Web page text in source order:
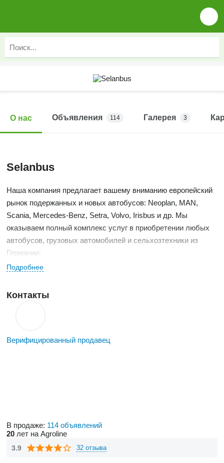
О нас Объявления 114 Галерея 3
Selanbus
Наша компания предлагает вашему вниманию европейский
рынок подержанных и новых автобусов: Neoplan, MAN,
Scania, Mercedes-Benz, Setra, Volvo, Irisbus и др. Мы
оказываем полный комплекс услуг в приобретении любых
автобусов, грузовых автомобилей и сельхозтехники из
Германии:
документы.
Производим проверку автобуса перед отправкой.
Осуществляем доставку в порты России и Финляндии.
Осуществялем визовую поддержку нашим
владеем информацией о автобусном рынке в Европе и
огромной базой данный тех автобусов, которые ещё
работают в Германии, а кто владеет информацией -
Подробнее
Контакты
Верифицированный продавец
В продаже: 114 объявлений
20 лет на Agroline
3.9 32 отзыва